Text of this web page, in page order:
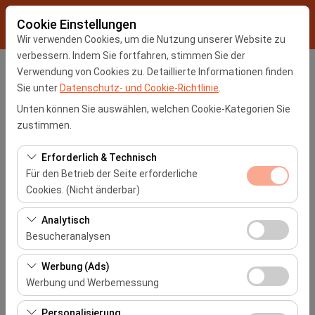
Cookie Einstellungen
Wir verwenden Cookies, um die Nutzung unserer Website zu
verbessern. Indem Sie fortfahren, stimmen Sie der
Verwendung von Cookies zu. Detaillierte Informationen finden
Sie unter Datenschutz- und Cookie-Richtlinie
Unten können Sie auswählen, welchen Cookie-Kategorien Sie
zustimmen.
Erforderlich & Technisch
Für den Betrieb der Seite erforderliche
Cookies. (Nicht änderbar)
Diese Cookies sind für das ordnungsgemäße
Funktionieren der Website, die Sicherheit, die
Sitzungsverwaltung und grundlegende Funktionen
erforderlich. Sie können nicht deaktiviert werden.
Analytisch
Besucheranalysen
Diese Cookies ermöglichen es uns, zu analysieren, wie
unsere Website genutzt wird (Besucherzahl,
meistbesuchte Seiten, Nutzerverhalten). Diese Daten
werden verwendet, um die Leistung der Website zu
Werbung (Ads)
Werbung und Werbemessung
Diese Cookies ermöglichen es uns, Ihnen auf Ihre
Abholstation
İstanbul Sabiha Gokcen Flughafen -SAW
Eine andere Rückgabestation auswählen
Abholdatum & Zeit
09:00
Rückgabedatum & Zeit